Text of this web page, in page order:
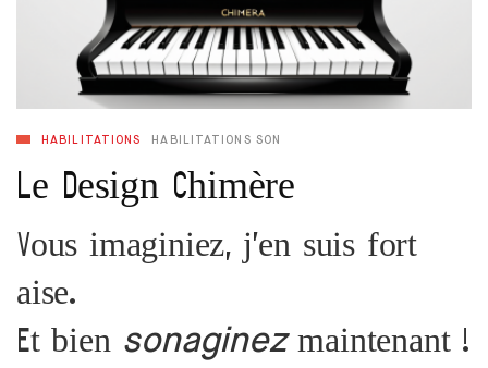
HABILITATIONS HABILITATIONS SON
Le Design Chimère
Vous imaginiez, j’en suis fort
aise.
Et bien sonaginezmaintenant !